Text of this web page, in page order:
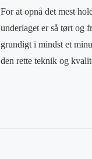
For at opnå det mest
underlaget er så tørt og
grundigt i mindst et
den rette teknik og